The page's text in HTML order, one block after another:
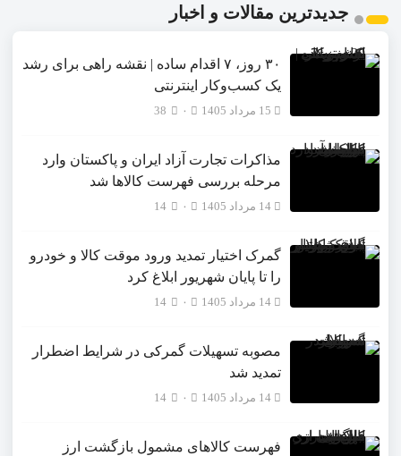
جدیدترین مقالات و اخبار
۳۰ روز، ۷ اقدام ساده | نقشه راهی برای رشد
یک کسب‌وکار اینترنتی
15 مرداد 1405 38
مذاکرات تجارت آزاد ایران و پاکستان وارد
مرحله بررسی فهرست کالاها شد
14 مرداد 1405 14
گمرک اختیار تمدید ورود موقت کالا و خودرو
را تا پایان شهریور ابلاغ کرد
14 مرداد 1405 14
مصوبه تسهیلات گمرکی در شرایط اضطرار
تمدید شد
14 مرداد 1405 14
فهرست کالاهای مشمول بازگشت ارز